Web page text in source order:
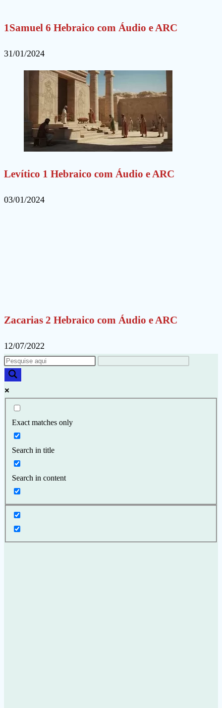
1Samuel 6 Hebraico com Áudio e ARC
31/01/2024
Levítico 1 Hebraico com Áudio e ARC
03/01/2024
Zacarias 2 Hebraico com Áudio e ARC
12/07/2022
Exact matches only
Search in title
Search in content